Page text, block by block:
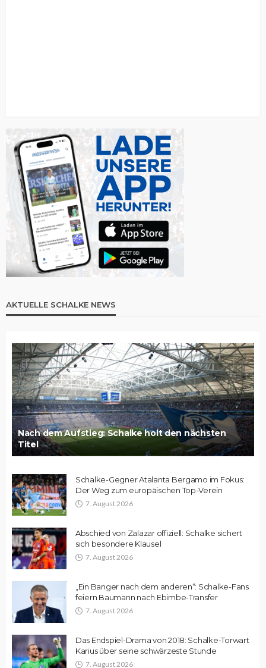
AKTUELLE SCHALKE NEWS
Nach dem Aufstieg: Schalke holt den nächsten
Titel
Schalke-Gegner Atalanta Bergamo im Fokus:
Der Weg zum europäischen Top-Verein
7. August 2026
Abschied von Zalazar offiziell: Schalke sichert
sich besondere Klausel
7. August 2026
„Ein Banger nach dem anderen“: Schalke-Fans
feiern Baumann nach Ebimbe-Transfer
7. August 2026
Das Endspiel-Drama von 2018: Schalke-Torwart
Karius über seine schwärzeste Stunde
7. August 2026